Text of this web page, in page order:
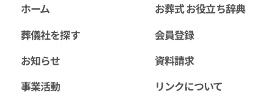
ホーム
葬儀社を探す
お知らせ
事業活動
お葬式 お役立ち辞典
会員登録
資料請求
リンクについて